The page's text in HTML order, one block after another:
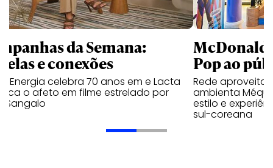
da Semana:
e conexões
Energia celebra 70 anos em e Lacta
o afeto em filme estrelado por
Sangalo
Pop ao
Rede aproveita
ambienta Méqui
estilo e
sul-coreana